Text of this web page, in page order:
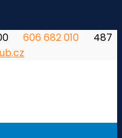
606 682 010
487